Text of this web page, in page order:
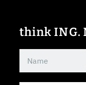
think ING.